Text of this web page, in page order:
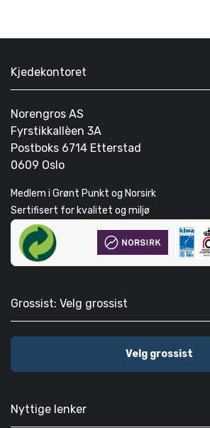
Kjedekontoret
Norengros AS
Fyrstikkallèen 3A
Postboks 6714 Etterstad
0609 Oslo
Medlem i Grønt Punkt og Norsirk
Sertifisert for kvalitet og miljø
Grossist: Velg grossist
Velg grossist
Nyttige lenker